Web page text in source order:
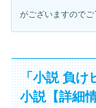
がございますのでご
「小説 負け
小説【詳細